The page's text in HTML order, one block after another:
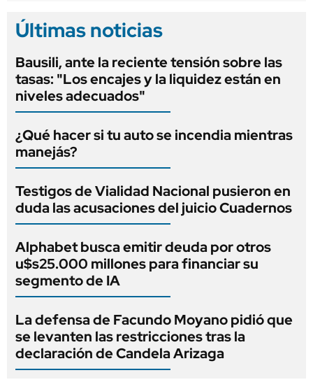
Últimas noticias
Bausili, ante la reciente tensión sobre las
tasas: "Los encajes y la liquidez están en
niveles adecuados"
¿Qué hacer si tu auto se incendia mientras
manejás?
Testigos de Vialidad Nacional pusieron en
duda las acusaciones del juicio Cuadernos
Alphabet busca emitir deuda por otros
u$s25.000 millones para financiar su
segmento de IA
La defensa de Facundo Moyano pidió que
se levanten las restricciones tras la
declaración de Candela Arizaga